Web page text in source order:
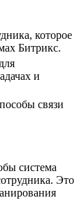
которое
Битрикс.
и
связи
система
Это